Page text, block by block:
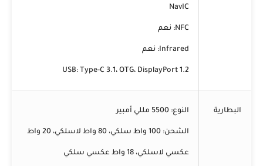
NavIC
NFC: نعم
Infrared: نعم
USB: Type-C 3.1، OTG، DisplayPort 1.2
البطارية النوع:
الشحن: 100 واط سلكي، 80 واط لاسلكي، 20 واط
عكسي لاسلكي، 18 واط عكسي سلكي